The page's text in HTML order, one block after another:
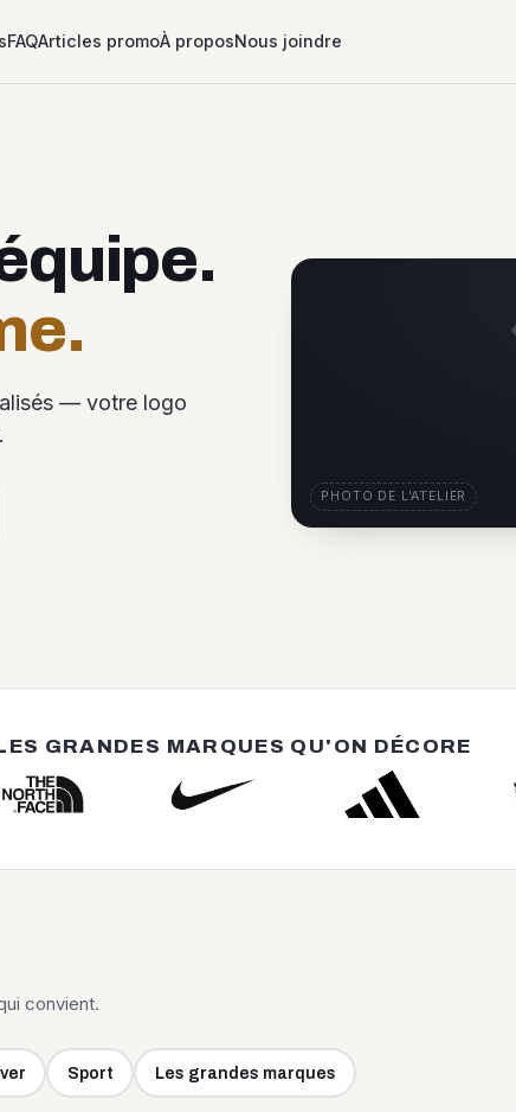
FAQArticles promoÀ proposNous joindre
— votre logo
PHOTO DE L'ATELIER
GRANDES MARQUES QU'ON DÉCORE
convient.
Sport Les grandes marques